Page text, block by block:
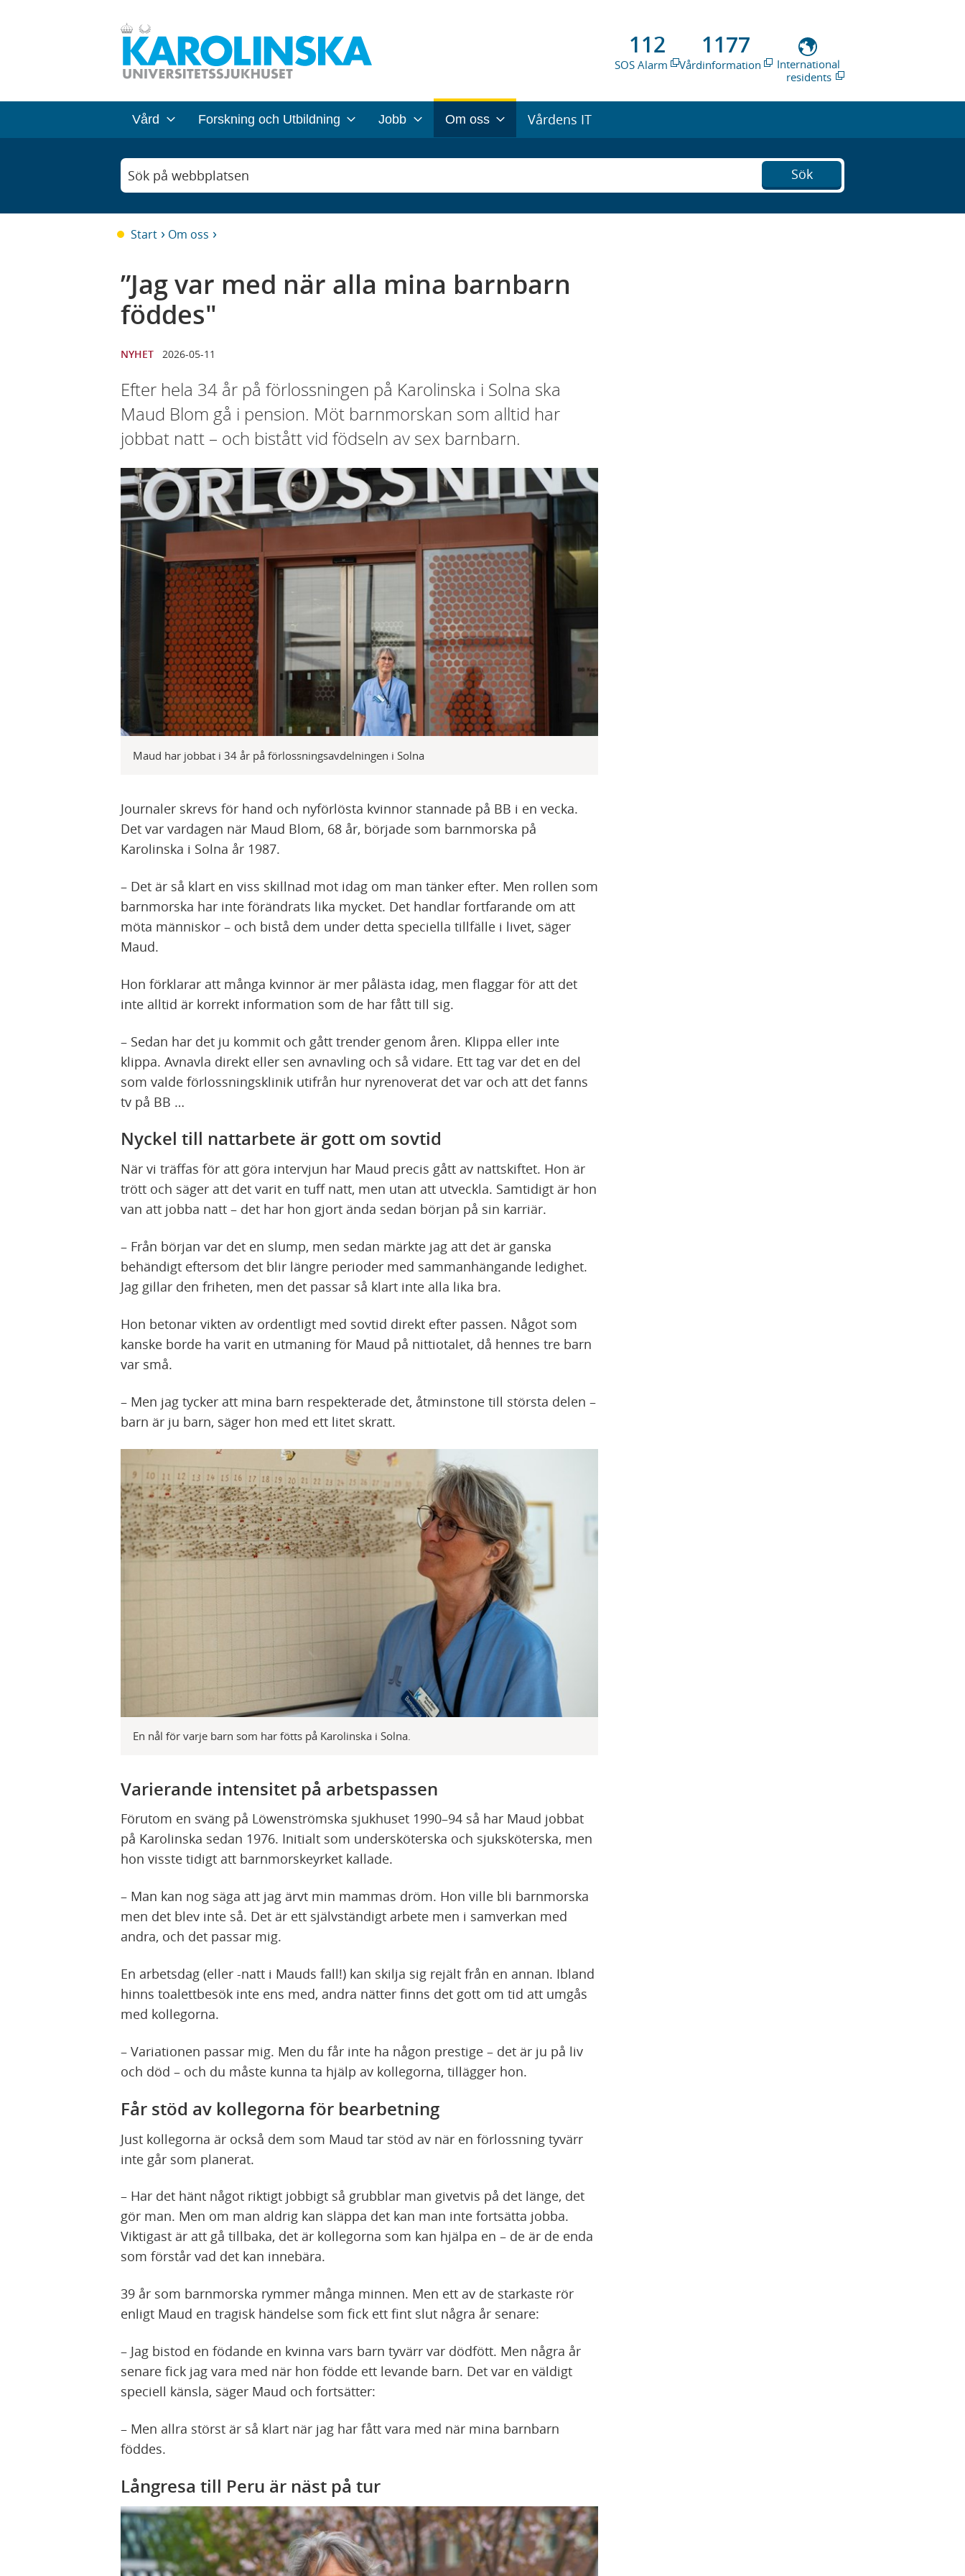
112
SOS Alarm
1177
Vårdinformation
International
residents
Vård Forskning och Utbildning Jobb Om oss Vårdens IT
Sök på webbplatsen Sök
Start Om oss
”Jag var med när alla mina barnbarn
föddes"
NYHET 2026-05-11
Efter hela 34 år på förlossningen på Karolinska i Solna ska
Maud Blom gå i pension. Möt barnmorskan som alltid har
jobbat natt – och bistått vid födseln av sex barnbarn.
Maud har jobbat i 34 år på förlossningsavdelningen i Solna
Journaler skrevs för hand och nyförlösta kvinnor stannade på BB i en vecka.
Det var vardagen när Maud Blom, 68 år, började som barnmorska på
Karolinska i Solna år 1987.
– Det är så klart en viss skillnad mot idag om man tänker efter. Men rollen som
barnmorska har inte förändrats lika mycket. Det handlar fortfarande om att
möta människor – och bistå dem under detta speciella tillfälle i livet, säger
Maud.
Hon förklarar att många kvinnor är mer pålästa idag, men flaggar för att det
inte alltid är korrekt information som de har fått till sig.
– Sedan har det ju kommit och gått trender genom åren. Klippa eller inte
klippa. Avnavla direkt eller sen avnavling och så vidare. Ett tag var det en del
som valde förlossningsklinik utifrån hur nyrenoverat det var och att det fanns
tv på BB …
Nyckel till nattarbete är gott om sovtid
När vi träffas för att göra intervjun har Maud precis gått av nattskiftet. Hon är
trött och säger att det varit en tuff natt, men utan att utveckla. Samtidigt är hon
van att jobba natt – det har hon gjort ända sedan början på sin karriär.
– Från början var det en slump, men sedan märkte jag att det är ganska
behändigt eftersom det blir längre perioder med sammanhängande ledighet.
Jag gillar den friheten, men det passar så klart inte alla lika bra.
Hon betonar vikten av ordentligt med sovtid direkt efter passen. Något som
kanske borde ha varit en utmaning för Maud på nittiotalet, då hennes tre barn
var små.
– Men jag tycker att mina barn respekterade det, åtminstone till största delen –
barn är ju barn, säger hon med ett litet skratt.
En nål för varje barn som har fötts på Karolinska i Solna.
Varierande intensitet på arbetspassen
Förutom en sväng på Löwenströmska sjukhuset 1990–94 så har Maud jobbat
på Karolinska sedan 1976. Initialt som undersköterska och sjuksköterska, men
hon visste tidigt att barnmorskeyrket kallade.
– Man kan nog säga att jag ärvt min mammas dröm. Hon ville bli barnmorska
men det blev inte så. Det är ett självständigt arbete men i samverkan med
andra, och det passar mig.
En arbetsdag (eller -natt i Mauds fall!) kan skilja sig rejält från en annan. Ibland
hinns toalettbesök inte ens med, andra nätter finns det gott om tid att umgås
med kollegorna.
– Variationen passar mig. Men du får inte ha någon prestige – det är ju på liv
och död – och du måste kunna ta hjälp av kollegorna, tillägger hon.
Får stöd av kollegorna för bearbetning
Just kollegorna är också dem som Maud tar stöd av när en förlossning tyvärr
inte går som planerat.
– Har det hänt något riktigt jobbigt så grubblar man givetvis på det länge, det
gör man. Men om man aldrig kan släppa det kan man inte fortsätta jobba.
Viktigast är att gå tillbaka, det är kollegorna som kan hjälpa en – de är de enda
som förstår vad det kan innebära.
39 år som barnmorska rymmer många minnen. Men ett av de starkaste rör
enligt Maud en tragisk händelse som fick ett fint slut några år senare:
– Jag bistod en födande en kvinna vars barn tyvärr var dödfött. Men några år
senare fick jag vara med när hon födde ett levande barn. Det var en väldigt
speciell känsla, säger Maud och fortsätter:
– Men allra störst är så klart när jag har fått vara med när mina barnbarn
föddes.
Långresa till Peru är näst på tur